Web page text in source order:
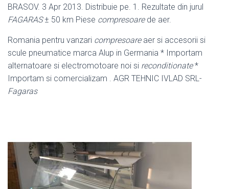
BRASOV. 3 Apr 2013. Distribuie pe. 1. Rezultate din jurul
FAGARAS± 50 km Piese compresoarede aer.
Romania pentru vanzari compresoareaer si accesorii si
scule pneumatice marca Alup in Germania * Importam
alternatoare si electromotoare noi si reconditionate*
Importam si comercializam . AGR TEHNIC IVLAD SRL-
Fagaras